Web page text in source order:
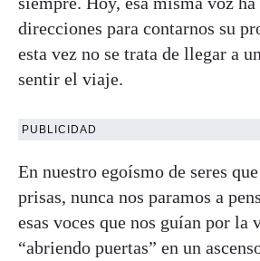
direcciones para contarnos su
esta vez no se trata de llegar a
sentir el viaje.
PUBLICIDAD
En nuestro egoísmo de seres
prisas, nunca nos paramos a
esas voces que nos guían por la
“abriendo puertas” en un